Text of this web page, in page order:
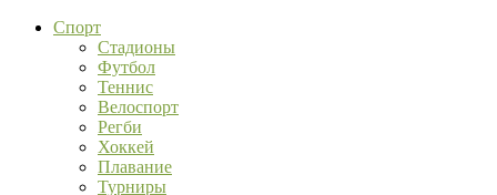
Спорт
Стадионы
Футбол
Теннис
Велоспорт
Регби
Хоккей
Плавание
Турниры